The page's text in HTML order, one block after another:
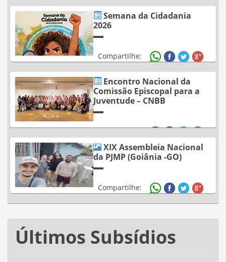
Semana da Cidadania
2026
Compartilhe:
Encontro Nacional da
Comissão Episcopal para a
Juventude – CNBB
XIX Assembleia Nacional
da PJMP (Goiânia -GO)
Compartilhe:
Últimos Subsídios